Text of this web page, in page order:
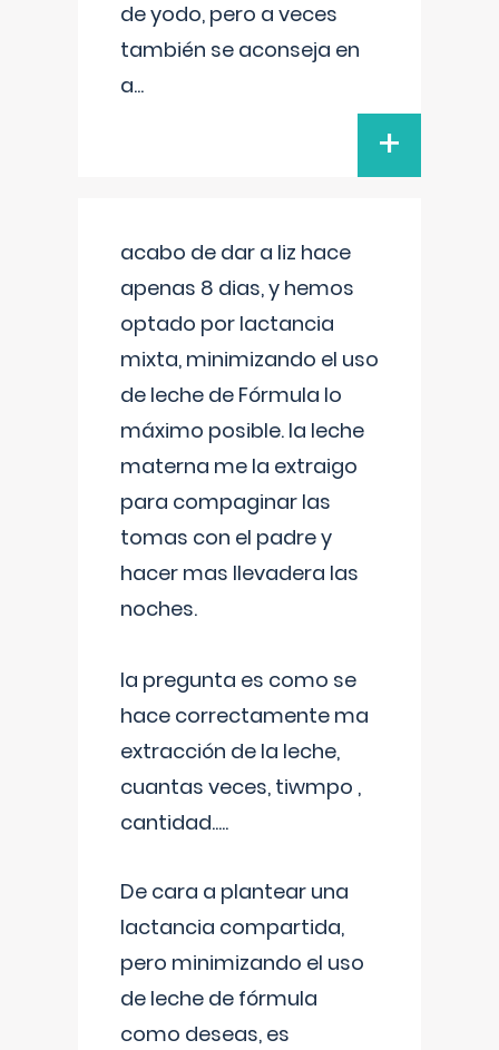
de yodo, pero a veces
también se aconseja en
a...
+
acabo de dar a liz hace
apenas 8 dias, y hemos
optado por lactancia
mixta, minimizando el uso
de leche de Fórmula lo
máximo posible. la leche
materna me la extraigo
para compaginar las
tomas con el padre y
hacer mas llevadera las
noches.
la pregunta es como se
hace correctamente ma
extracción de la leche,
cuantas veces, tiwmpo ,
cantidad.....
De cara a plantear una
lactancia compartida,
pero minimizando el uso
de leche de fórmula
como deseas, es